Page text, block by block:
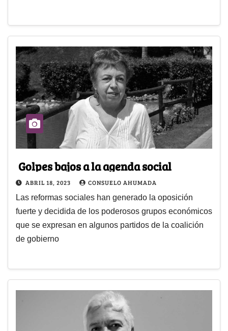
Golpes bajos a la agenda social
ABRIL 18, 2023 CONSUELO AHUMADA
Las reformas sociales han generado la oposición
fuerte y decidida de los poderosos grupos económicos
que se expresan en algunos partidos de la coalición
de gobierno